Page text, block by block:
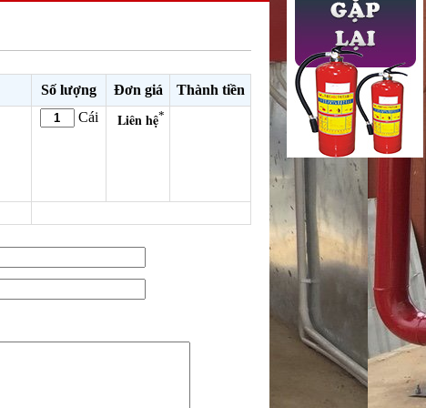
Số lượng Đơn giá Thành tiền
Cái Liên hệ*